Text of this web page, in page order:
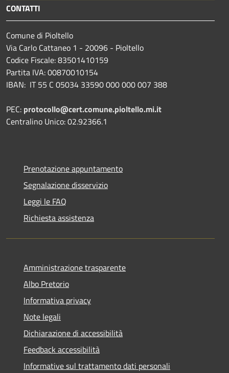
CONTATTI
Comune di Pioltello
Via Carlo Cattaneo 1 - 20096 - Pioltello
Codice Fiscale: 83501410159
Partita IVA: 00870010154
IBAN: IT 55 C 05034 33590 000 000 007 388
PEC: protocollo@cert.comune.pioltello.mi.it
Centralino Unico: 02.92366.1
Prenotazione appuntamento
Segnalazione disservizio
Leggi le FAQ
Richiesta assistenza
Amministrazione trasparente
Albo Pretorio
Informativa privacy
Note legali
Dichiarazione di accessibilità
Feedback accessibilità
Informative sul trattamento dati personali